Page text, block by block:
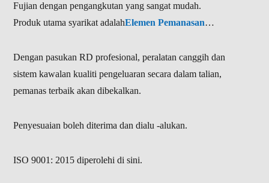
Fujian dengan pengangkutan yang sangat mudah.
Produk utama syarikat adalahElemen Pemanasan
Kristal Kuarza, Pemanas Nitrida Silicon dan
Pemanas Beroperasi Bateri Mikro. Kami juga
menyediakan perkhidmatan tersuai untuk memenuhi
Dengan pasukan RD profesional, peralatan canggih dan
sistem kawalan kualiti pengeluaran secara dalam talian,
pemanas terbaik akan dibekalkan.
Penyesuaian boleh diterima dan dialu -alukan.
ISO 9001: 2015 diperolehi di sini.